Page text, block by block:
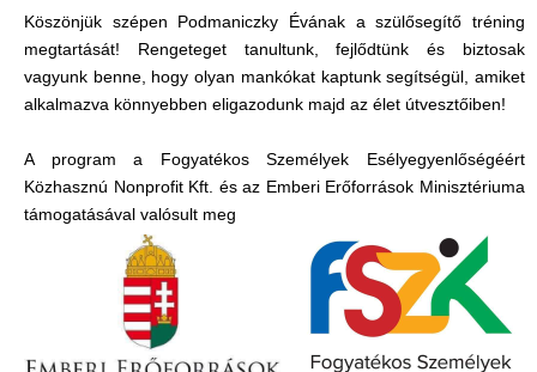
Köszönjük szépen Podmaniczky Évának a szülősegítő tréning
megtartását! Rengeteget tanultunk, fejlődtünk és biztosak
vagyunk benne, hogy olyan mankókat kaptunk segítségül, amiket
alkalmazva könnyebben eligazodunk majd az élet útvesztőiben!
A program a Fogyatékos Személyek Esélyegyenlőségéért
Közhasznú Nonprofit Kft. és az Emberi Erőforrások Minisztériuma
támogatásával valósult meg